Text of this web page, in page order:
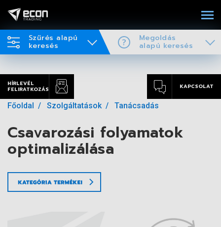
Szűrés alapú
keresés
Megoldás
alapú keresés
HÍRLEVÉL
FELIRATKOZÁS
KAPCSOLAT
Főoldal Szolgáltatások Tanácsadás
Csavarozási folyamatok
optimalizálása